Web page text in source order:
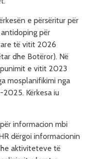
e përsëritur për
për
të vitit 2026
dhe Botëror). Në
e vitit 2023
mosplanifikimi nga
Kërkesa iu
informacion mbi
dërgoi informacionin
aktiviteteve të